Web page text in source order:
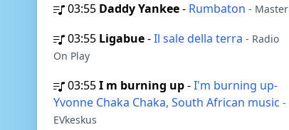
03:55 Daddy Yankee- Rumbaton - Master
03:55 Ligabue-Il sale della terra - Radio
On Play
03:55I m burning up-I'm burning up-
Yvonne Chaka Chaka, South African music -
EVkeskus